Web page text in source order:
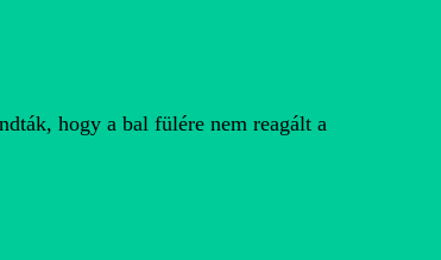
hogy a bal fülére nem reagált a